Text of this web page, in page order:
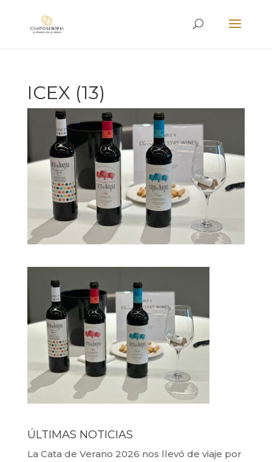
ICEX (13)
ÚLTIMAS NOTICIAS
La Cata de Verano 2026 nos llevó de viaje por